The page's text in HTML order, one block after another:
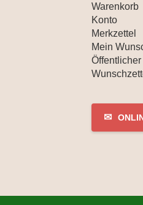
Warenkorb
Konto
Merkzettel
Mein
Öffentlicher
✉